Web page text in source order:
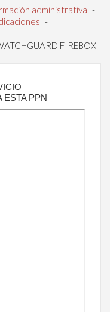
administrativa -
-
FIREBOX
ESTA PPN